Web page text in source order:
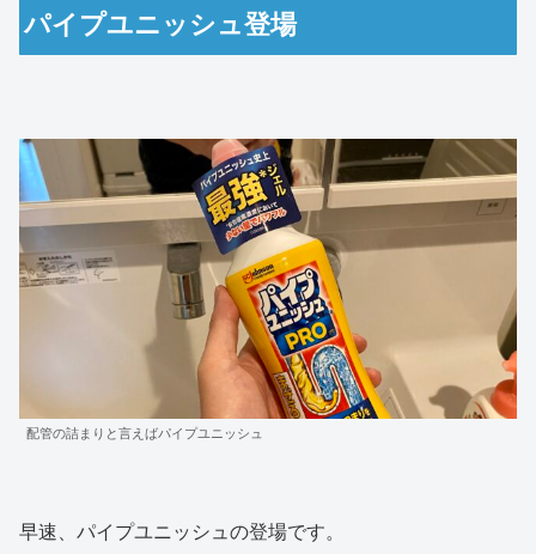
パイプユニッシュ登場
配管の詰まりと言えばパイプユニッシュ
早速、パイプユニッシュの登場です。